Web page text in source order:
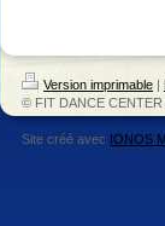
Version imprimable |
© FIT DANCE
Site créé avec IONOS